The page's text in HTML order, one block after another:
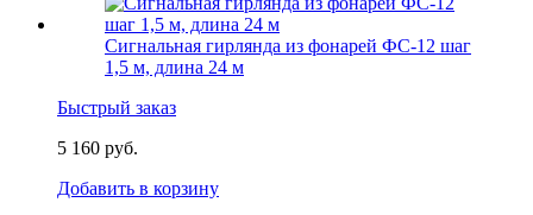
Сигнальная гирлянда из фонарей ФС-12 шаг
1,5 м, длина 24 м
Быстрый заказ
5 160 руб.
Добавить в корзину